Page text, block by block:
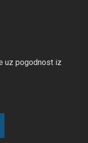
uz pogodnost iz